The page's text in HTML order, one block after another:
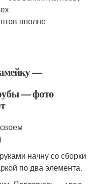
вполне
—
— фото
начну со сборки
по два элемента.